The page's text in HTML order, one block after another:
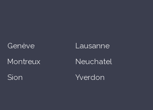
Genève
Lausanne
Montreux
Neuchatel
Sion Yverdon